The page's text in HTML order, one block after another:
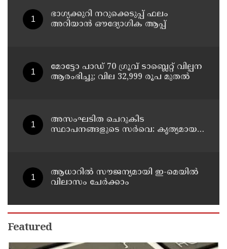
ഭാഗ്യക്കുറി നറുക്കെടുപ്പ് ഫലം
അറിയാൻ ഔദ്യോഗിക ആപ്പ്
മോട്ടോ പാഡ് 70 ഗ്രൂവ് ടാബ്ലെറ്റ് വില്പന
ആരംഭിച്ചു; വില 32,999 രൂപ മുതൽ
അസംഘടിത ചെറുകിട
സ്ഥാപനങ്ങളുടെ സർവെ: കൃത്യമായ
ആധാറിൽ സൗജന്യമായി ഇ-മെയിൽ
വിലാസം ചേർക്കാം
Featured